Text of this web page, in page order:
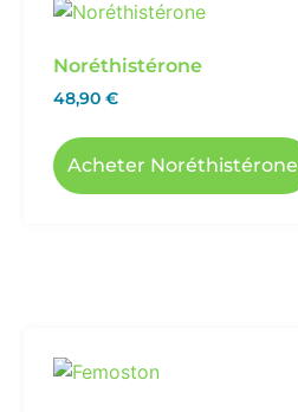
Noréthistérone
48,90 €
Acheter Noréthistérone